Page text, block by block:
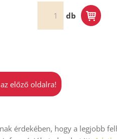
db
előző oldalra!
Adatkezelési tájékoztató
érdekében, hogy a legjobb